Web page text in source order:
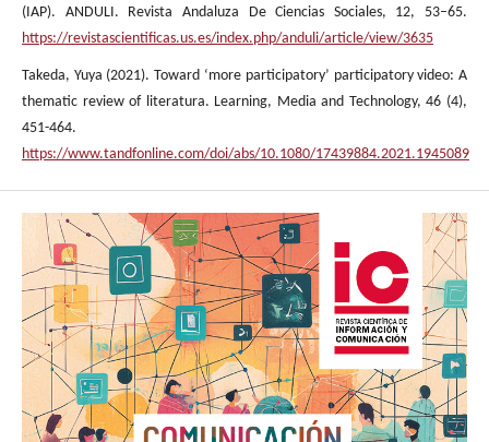
(IAP). ANDULI. Revista Andaluza De Ciencias Sociales, 12, 53–65.
https://revistascientificas.us.es/index.php/anduli/article/view/3635
Takeda, Yuya (2021). Toward ‘more participatory’ participatory video: A
thematic review of literatura. Learning, Media and Technology, 46 (4),
451-464.
https://www.tandfonline.com/doi/abs/10.1080/17439884.2021.1945089